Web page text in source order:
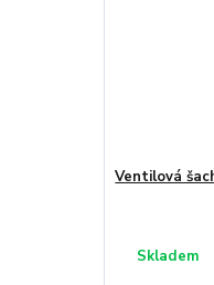
Ventilová
Skladem